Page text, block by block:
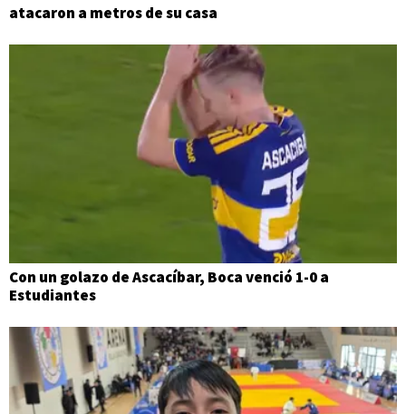
atacaron a metros de su casa
Con un golazo de Ascacíbar, Boca venció 1-0 a
Estudiantes